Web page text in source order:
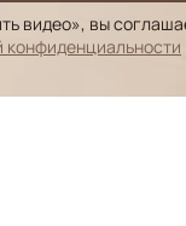
видео», вы
конфиденциальности